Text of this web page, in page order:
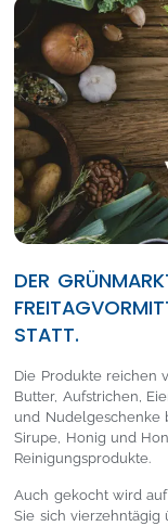
DER
STATT.
Die Produkte reichen
Butter, Aufstrichen,
und Nudelgeschenke
Sirupe, Honig und
Reinigungsprodukte.
Auch gekocht wird
Sie sich vierzehntägig